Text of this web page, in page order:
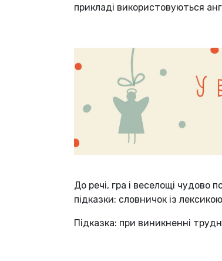
прикладі використовуються
До речі, гра і веселощі чудово
підказки: словничок із
Підказка: при виникненні